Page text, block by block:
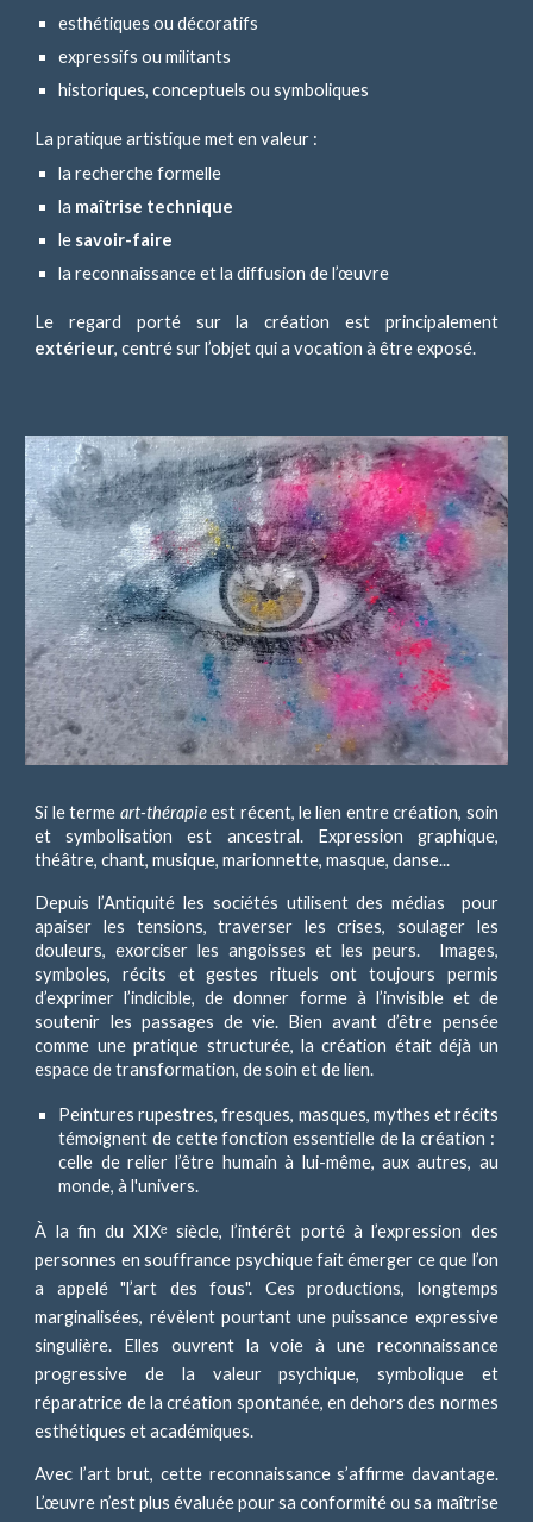
esthétiques ou décoratifs
expressifs ou militants
historiques, conceptuels ou symboliques
La pratique artistique met en valeur :
la recherche formelle
la maîtrise technique
le savoir-faire
la reconnaissance et la diffusion de l’œuvre
Le regard porté sur la création est principalement
extérieur, centré sur l’objet qui a vocation à être exposé.
Si le terme art-thérapieest récent, le lien entre création, soin
et symbolisation est ancestral. Expression graphique,
théâtre, chant, musique, marionnette, masque, danse...
Depuis l’Antiquité les sociétés utilisent des médias pour
apaiser les tensions, traverser les crises, soulager les
douleurs, exorciser les angoisses et les peurs. Images,
symboles, récits et gestes rituels ont toujours permis
d’exprimer l’indicible, de donner forme à l’invisible et de
soutenir les passages de vie. Bien avant d’être pensée
comme une pratique structurée, la création était déjà un
espace de transformation, de soin et de lien.
Peintures rupestres, fresques, masques, mythes et récits
témoignent de cette fonction essentielle de la création :
celle de relier l’être humain à lui-même, aux autres, au
monde, à l'univers.
À la fin du XIXᵉ siècle, l’intérêt porté à l’expression des
personnes en souffrance psychique fait émerger ce que l’on
a appelé "l’art des fous". Ces productions, longtemps
marginalisées, révèlent pourtant une puissance expressive
singulière. Elles ouvrent la voie à une reconnaissance
progressive de la valeur psychique, symbolique et
réparatrice de la création spontanée, en dehors des normes
esthétiques et académiques.
Avec l’art brut, cette reconnaissance s’affirme davantage.
L’œuvre n’est plus évaluée pour sa conformité ou sa maîtrise